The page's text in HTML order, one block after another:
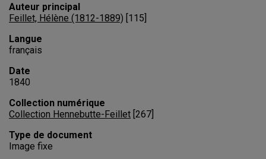
Auteur principal
Feillet, Hélène (1812-1889) 115
Langue
français
Date
1840
Collection numérique
Collection Hennebutte-Feillet 267
Type de document
Image fixe